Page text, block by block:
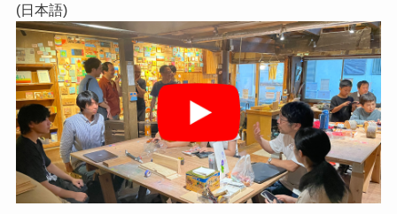
(日本語)